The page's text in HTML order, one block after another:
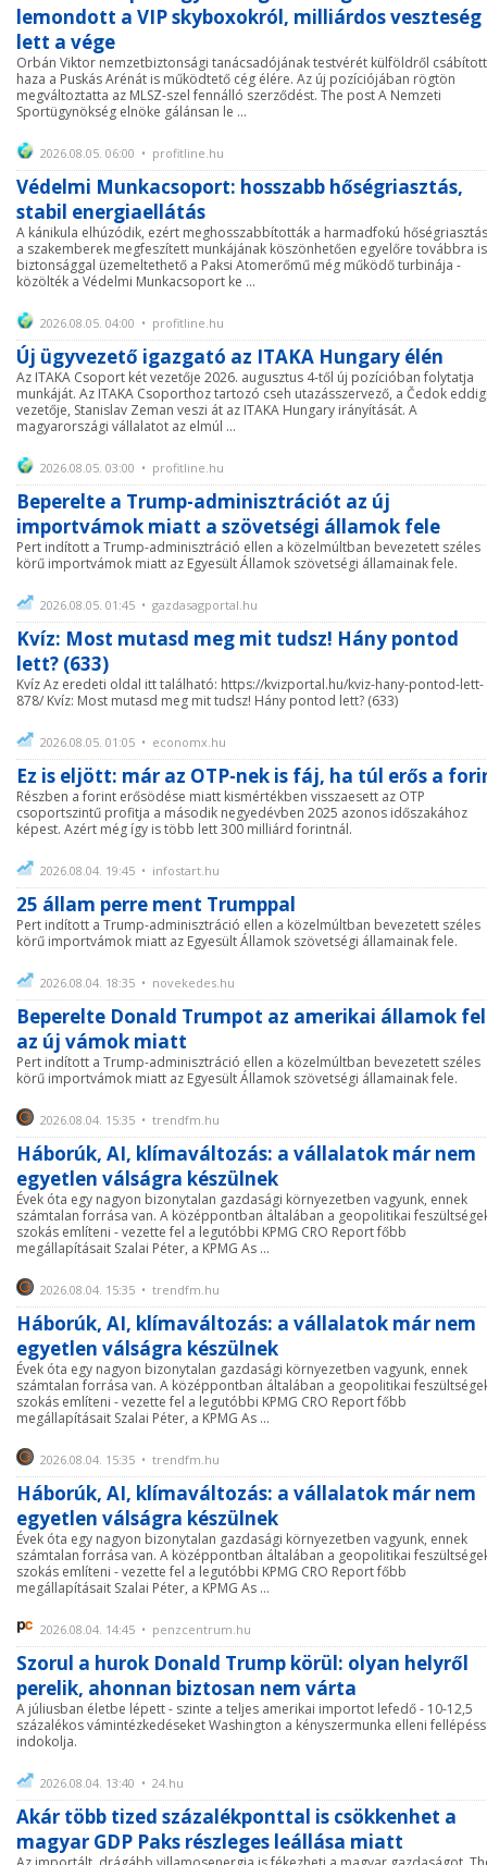
lemondott a VIP skyboxokról, milliárdos veszteség
lett a vége
Orbán Viktor nemzetbiztonsági tanácsadójának testvérét külföldről
haza a Puskás Arénát is működtető cég élére. Az új pozíciójában rögtön
megváltoztatta az MLSZ-szel fennálló szerződést. The post A Nemzeti
Sportügynökség elnöke gálánsan le ...
2026.08.05. 06:00 • profitline.hu
Védelmi Munkacsoport: hosszabb hőségriasztás,
stabil energiaellátás
A kánikula elhúzódik, ezért meghosszabbították a harmadfokú
a szakemberek megfeszített munkájának köszönhetően egyelőre továbbra is
biztonsággal üzemeltethető a Paksi Atomerőmű még működő turbinája -
közölték a Védelmi Munkacsoport ke ...
2026.08.05. 04:00 • profitline.hu
Új ügyvezető igazgató az ITAKA Hungary élén
Az ITAKA Csoport két vezetője 2026. augusztus 4-től új pozícióban folytatja
munkáját. Az ITAKA Csoporthoz tartozó cseh utazásszervező, a Čedok
vezetője, Stanislav Zeman veszi át az ITAKA Hungary irányítását. A
magyarországi vállalatot az elmúl ...
2026.08.05. 03:00 • profitline.hu
Beperelte a Trump-adminisztrációt az új
importvámok miatt a szövetségi államok fele
Pert indított a Trump-adminisztráció ellen a közelmúltban bevezetett széles
körű importvámok miatt az Egyesült Államok szövetségi államainak fele.
2026.08.05. 01:45 • gazdasagportal.hu
Kvíz: Most mutasd meg mit tudsz! Hány pontod
lett? (633)
Kvíz Az eredeti oldal itt található: https://kvizportal.hu/kviz-hany-pontod-lett-
878/ Kvíz: Most mutasd meg mit tudsz! Hány pontod lett? (633)
2026.08.05. 01:05 • economx.hu
Ez is eljött: már az OTP-nek is fáj, ha túl erős a
Részben a forint erősödése miatt kismértékben visszaesett az OTP
csoportszintű profitja a második negyedévben 2025 azonos időszakához
képest. Azért még így is több lett 300 milliárd forintnál.
2026.08.04. 19:45 • infostart.hu
25 állam perre ment Trumppal
Pert indított a Trump-adminisztráció ellen a közelmúltban bevezetett széles
körű importvámok miatt az Egyesült Államok szövetségi államainak fele.
2026.08.04. 18:35 • novekedes.hu
Beperelte Donald Trumpot az amerikai államok
az új vámok miatt
Pert indított a Trump-adminisztráció ellen a közelmúltban bevezetett széles
körű importvámok miatt az Egyesült Államok szövetségi államainak fele.
2026.08.04. 15:35 • trendfm.hu
Háborúk, AI, klímaváltozás: a vállalatok már nem
egyetlen válságra készülnek
Évek óta egy nagyon bizonytalan gazdasági környezetben vagyunk, ennek
számtalan forrása van. A középpontban általában a geopolitikai
szokás említeni - vezette fel a legutóbbi KPMG CRO Report főbb
megállapításait Szalai Péter, a KPMG As ...
2026.08.04. 15:35 • trendfm.hu
Háborúk, AI, klímaváltozás: a vállalatok már nem
egyetlen válságra készülnek
Évek óta egy nagyon bizonytalan gazdasági környezetben vagyunk, ennek
számtalan forrása van. A középpontban általában a geopolitikai
szokás említeni - vezette fel a legutóbbi KPMG CRO Report főbb
megállapításait Szalai Péter, a KPMG As ...
2026.08.04. 15:35 • trendfm.hu
Háborúk, AI, klímaváltozás: a vállalatok már nem
egyetlen válságra készülnek
Évek óta egy nagyon bizonytalan gazdasági környezetben vagyunk, ennek
számtalan forrása van. A középpontban általában a geopolitikai
szokás említeni - vezette fel a legutóbbi KPMG CRO Report főbb
megállapításait Szalai Péter, a KPMG As ...
2026.08.04. 14:45 • penzcentrum.hu
Szorul a hurok Donald Trump körül: olyan helyről
perelik, ahonnan biztosan nem várta
A júliusban életbe lépett - szinte a teljes amerikai importot lefedő - 10-12,5
százalékos vámintézkedéseket Washington a kényszermunka elleni
indokolja.
2026.08.04. 13:40 • 24.hu
Akár több tized százalékponttal is csökkenhet a
magyar GDP Paks részleges leállása miatt